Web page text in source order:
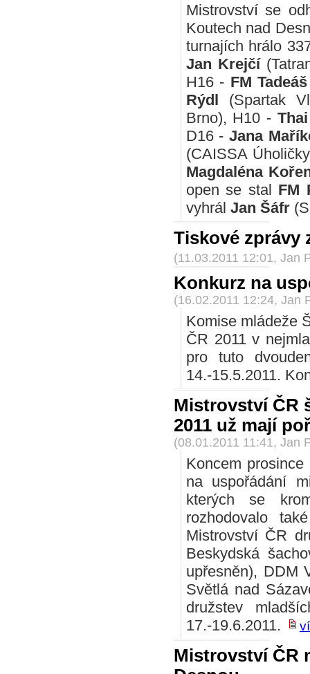
Mistrovství se
Koutech nad
turnajích hrálo
Jan Krejčí
H16 - FM
Rýdl (Spartak
Brno), H10 -
D16 - Jana
(CAISSA
Magdaléna
open se stal FM
vyhrál Jan Šáfr
Tiskové zprávy
(11.03.2011 12:01, Jan
Konkurz na
(16.02.2011 12:24, Jan
Komise mládeže
ČR 2011 v
pro tuto
14.-15.5.2011.
Mistrovství ČR
2011 už mají
(08.01.2011 11:41, Jan
Koncem
na uspořádání
kterých se
rozhodovalo
Mistrovství ČR
Beskydská
upřesněn), DDM
Světlá nad
družstev
17.-19.6.2011.
Mistrovství ČR